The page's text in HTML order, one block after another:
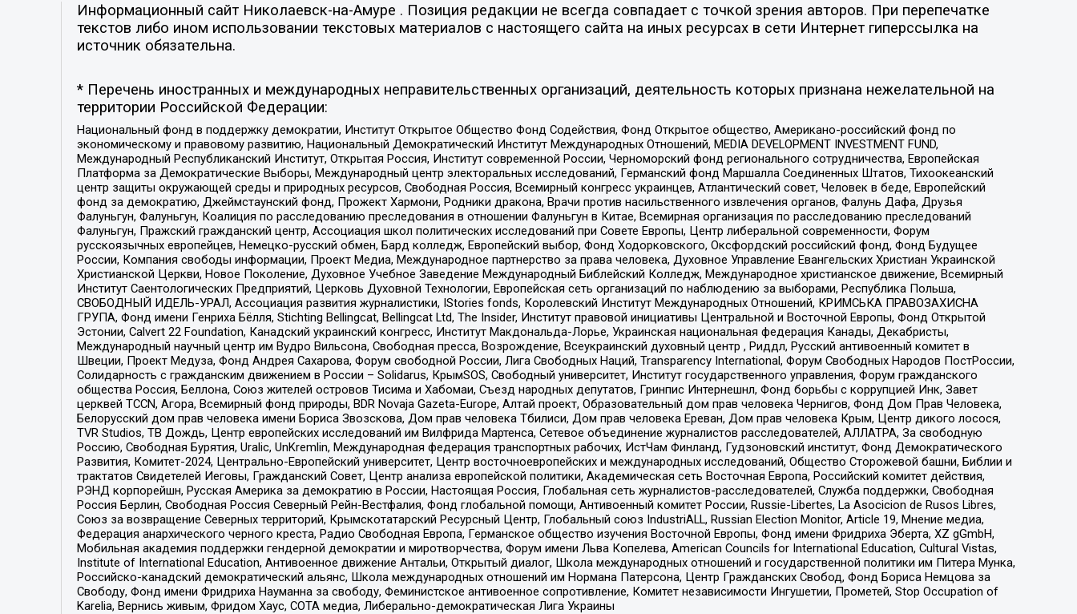
Информационный сайт Николаевск-на-Амуре . Позиция редакции не всегда совпадает с точкой зрения авторов. При перепечатке
текстов либо ином использовании текстовых материалов с настоящего сайта на иных ресурсах в сети Интернет гиперссылка на
источник обязательна.
* Перечень иностранных и международных неправительственных организаций, деятельность которых признана нежелательной на
территории Российской Федерации:
Национальный фонд в поддержку демократии, Институт Открытое Общество Фонд Содействия, Фонд Открытое общество, Американо-российский фонд по
экономическому и правовому развитию, Национальный Демократический Институт Международных Отношений, MEDIA DEVELOPMENT INVESTMENT FUND,
Международный Республиканский Институт, Открытая Россия, Институт современной России, Черноморский фонд регионального сотрудничества, Европейская
Платформа за Демократические Выборы, Международный центр электоральных исследований, Германский фонд Маршалла Соединенных Штатов, Тихоокеанский
центр защиты окружающей среды и природных ресурсов, Свободная Россия, Всемирный конгресс украинцев, Атлантический совет, Человек в беде, Европейский
фонд за демократию, Джеймстаунский фонд, Прожект Хармони, Родники дракона, Врачи против насильственного извлечения органов, Фалунь Дафа, Друзья
Фалуньгун, Фалуньгун, Коалиция по расследованию преследования в отношении Фалуньгун в Китае, Всемирная организация по расследованию преследований
Фалуньгун, Пражский гражданский центр, Ассоциация школ политических исследований при Совете Европы, Центр либеральной современности, Форум
русскоязычных европейцев, Немецко-русский обмен, Бард колледж, Европейский выбор, Фонд Ходорковского, Оксфордский российский фонд, Фонд Будущее
России, Компания свободы информации, Проект Медиа, Международное партнерство за права человека, Духовное Управление Евангельских Христиан Украинской
Христианской Церкви, Новое Поколение, Духовное Учебное Заведение Международный Библейский Колледж, Международное христианское движение, Всемирный
Институт Саентологических Предприятий, Церковь Духовной Технологии, Европейская сеть организаций по наблюдению за выборами, Республика Польша,
СВОБОДНЫЙ ИДЕЛЬ-УРАЛ, Ассоциация развития журналистики, IStories fonds, Королевский Институт Международных Отношений, КРИМСЬКА ПРАВОЗАХИСНА
ГРУПА, Фонд имени Генриха Бёлля, Stichting Bellingcat, Bellingcat Ltd, The Insider, Институт правовой инициативы Центральной и Восточной Европы, Фонд Открытой
Эстонии, Calvert 22 Foundation, Канадский украинский конгресс, Институт Макдональда-Лорье, Украинская национальная федерация Канады, Декабристы,
Международный научный центр им Вудро Вильсона, Свободная пресса, Возрождение, Всеукраинский духовный центр , Риддл, Русский антивоенный комитет в
Швеции, Проект Медуза, Фонд Андрея Сахарова, Форум свободной России, Лига Свободных Наций, Transparеncy International, Форум Свободных Народов ПостРоссии,
Солидарность с гражданским движением в России – Solidarus, КрымSOS, Свободный университет, Институт государственного управления, Форум гражданского
общества Россия, Беллона, Союз жителей островов Тисима и Хабомаи, Съезд народных депутатов, Гринпис Интернешнл, Фонд борьбы с коррупцией Инк, Завет
церквей TCCN, Агора, Всемирный фонд природы, BDR Novaja Gazeta-Europe, Алтай проект, Образовательный дом прав человека Чернигов, Фонд Дом Прав Человека,
Белорусский дом прав человека имени Бориса Звозскова, Дом прав человека Тбилиси, Дом прав человека Ереван, Дом прав человека Крым, Центр дикого лосося,
TVR Studios, ТВ Дождь, Центр европейских исследований им Вилфрида Мартенса, Сетевое объединение журналистов расследователей, АЛЛАТРА, За свободную
Россию, Свободная Бурятия, Uralic, UnKremlin, Международная федерация транспортных рабочих, ИстЧам Финланд, Гудзоновский институт, Фонд Демократического
Развития, Комитет-2024, Центрально-Европейский университет, Центр восточноевропейских и международных исследований, Общество Сторожевой башни, Библии и
трактатов Свидетелей Иеговы, Гражданский Совет, Центр анализа европейской политики, Академическая сеть Восточная Европа, Российский комитет действия,
РЭНД корпорейшн, Русская Америка за демократию в России, Настоящая Россия, Глобальная сеть журналистов-расследователей, Служба поддержки, Свободная
Россия Берлин, Свободная Россия Северный Рейн-Вестфалия, Фонд глобальной помощи, Антивоенный комитет России, Russie-Libertes, La Asocicion de Rusos Libres,
Союз за возвращение Северных территорий, Крымскотатарский Ресурсный Центр, Глобальный союз IndustriALL, Russian Election Monitor, Article 19, Мнение медиа,
Федерация анархического черного креста, Радио Свободная Европа, Германское общество изучения Восточной Европы, Фонд имени Фридриха Эберта, XZ gGmbH,
Мобильная академия поддержки гендерной демократии и миротворчества, Форум имени Льва Копелева, American Councils for International Education, Cultural Vistas,
Institute of International Education, Антивоенное движение Антальи, Открытый диалог, Школа международных отношений и государственной политики им Питера Мунка,
Российско-канадский демократический альянс, Школа международных отношений им Нормана Патерсона, Центр Гражданских Свобод, Фонд Бориса Немцова за
Свободу, Фонд имени Фридриха Науманна за свободу, Феминистское антивоенное сопротивление, Комитет независимости Ингушетии, Прометей, Stop Occupation of
Karelia, Вернись живым, Фридом Хаус, СОТА медиа, Либерально-демократическая Лига Украины